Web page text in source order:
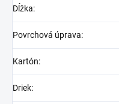
Dĺžka:
Povrchová úprava:
Kartón:
Driek: